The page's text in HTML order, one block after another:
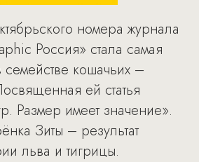
номера журнала
Россия» стала самая
кошачьих –
ей статья
Размер имеет значение».
Зиты – результат
льва и тигрицы.